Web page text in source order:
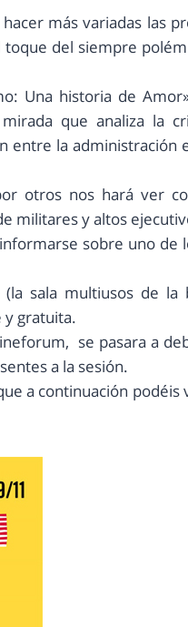
más variadas las
del siempre
Una historia de
que analiza la
entre la administración
otros nos hará ver
militares y altos
sobre uno de
sala multiusos de la
y gratuita.
se pasara a
a la sesión.
a continuación